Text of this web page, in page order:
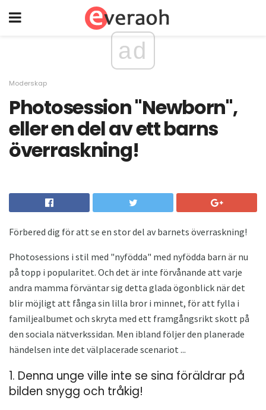
ad
Moderskap
Photosession "Newborn",
eller en del av ett barns
överraskning!
Förbered dig för att se en stor del av barnets överraskning!
Photosessions i stil med "nyfödda" med nyfödda barn är nu
på topp i popularitet. Och det är inte förvånande att varje
andra mamma förväntar sig detta glada ögonblick när det
blir möjligt att fånga sin lilla bror i minnet, för att fylla i
familjealbumet och skryta med ett framgångsrikt skott på
den sociala nätverkssidan. Men ibland följer den planerade
händelsen inte det välplacerade scenariot ...
1. Denna unge ville inte se sina föräldrar på
bilden snygg och tråkig!